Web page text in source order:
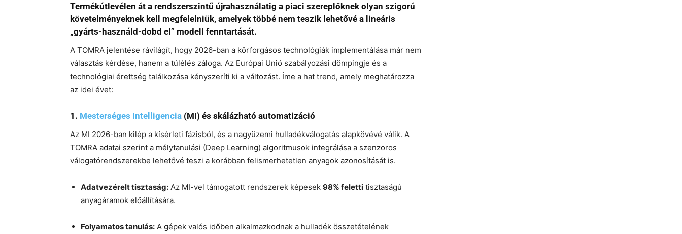
Termékútlevélen át a rendszerszintű újrahasználatig a piaci szereplőknek olyan szigorú
követelményeknek kell megfelelniük, amelyek többé nem teszik lehetővé a lineáris
„gyárts-használd-dobd el” modell fenntartását.
A TOMRA jelentése rávilágít, hogy 2026-ban a körforgásos technológiák implementálása már nem
választás kérdése, hanem a túlélés záloga. Az Európai Unió szabályozási dömpingje és a
technológiai érettség találkozása kényszeríti ki a változást. Íme a hat trend, amely meghatározza
az idei évet:
1. Mesterséges Intelligencia (MI) és skálázható automatizáció
Az MI 2026-ban kilép a kísérleti fázisból, és a nagyüzemi hulladékválogatás alapkövévé válik. A
TOMRA adatai szerint a mélytanulási (Deep Learning) algoritmusok integrálása a szenzoros
válogatórendszerekbe lehetővé teszi a korábban felismerhetetlen anyagok azonosítását is.
Adatvezérelt tisztaság: Az MI-vel támogatott rendszerek képesek 98% feletti tisztaságú
anyagáramok előállítására.
Folyamatos tanulás: A gépek valós időben alkalmazkodnak a hulladék összetételének